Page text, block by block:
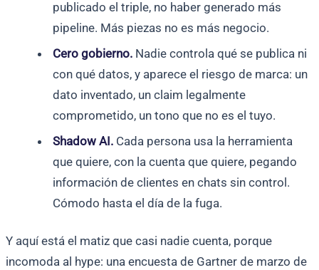
publicado el triple, no haber generado más
pipeline. Más piezas no es más negocio.
Cero gobierno. Nadie controla qué se publica ni
con qué datos, y aparece el riesgo de marca: un
dato inventado, un claim legalmente
comprometido, un tono que no es el tuyo.
Shadow AI. Cada persona usa la herramienta
que quiere, con la cuenta que quiere, pegando
información de clientes en chats sin control.
Cómodo hasta el día de la fuga.
Y aquí está el matiz que casi nadie cuenta, porque
incomoda al hype: una encuesta de Gartner de marzo de